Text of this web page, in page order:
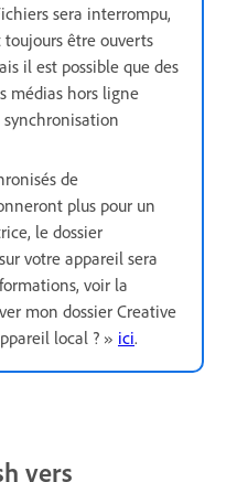
sera interrompu,
toujours être ouverts
il est possible que des
médias hors ligne
de
plus pour un
le dossier
sur votre appareil sera
voir la
mon dossier Creative
local ? » ici.
vers